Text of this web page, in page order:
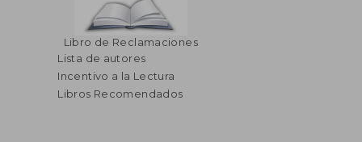
40%
dcto.
$ 55.86
Libro de Reclamaciones
Lista de autores
Incentivo a la Lectura
Libros Recomendados